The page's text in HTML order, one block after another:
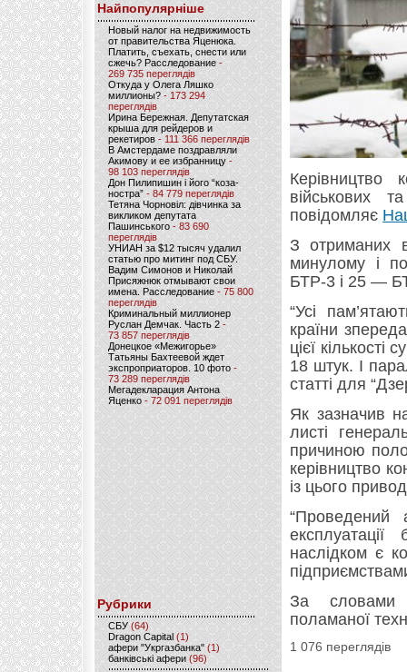
Найпопулярніше
Новый налог на недвижимость
от правительства Яценюка.
Платить, съехать, снести или
сжечь? Расследование-
269 735 переглядів
Откуда у Олега Ляшко
миллионы? - 173 294
переглядів
Ирина Бережная. Депутатская
крыша для рейдеров и
рекетиров - 111 366 переглядів
В Амстердаме поздравляли
Акимову и ее избранницу -
98 103 переглядів
Дон Пилипишин і його “коза-
ностра” - 84 779 переглядів
Тетяна Чорновіл: дівчинка за
викликом депутата
Пашинського- 83 690
переглядів
УНИАН за $12 тысяч удалил
статью про митинг под СБУ.
Вадим Симонов и Николай
Присяжнюк отмывают свои
имена. Расследование - 75 800
переглядів
Криминальный миллионер
Руслан Демчак. Часть 2-
73 857 переглядів
Донецкое «Межигорье»
Татьяны Бахтеевой ждет
экспроприаторов. 10 фото -
73 289 переглядів
Мегадекларация Антона
Яценко - 72 091 переглядів
Рубрики
CБУ (64)
Dragon Capital (1)
афери "Укргазбанка" (1)
банківські афери (96)
Керівництво
військових
повідомляє
З отриманих
минулому і
БТР-3 і 25 —
“Усі
країни
цієї
18 штук. І
статті для
Як зазначив
листі
причиною
керівництво
із цього
“Проведений
наслідком є
За словами
поламаної
1 076 переглядів